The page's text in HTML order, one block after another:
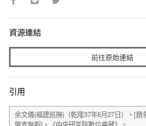
資源連結
前往原始連結
引用